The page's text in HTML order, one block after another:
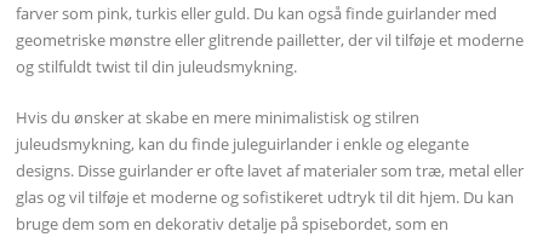
farver som pink, turkis eller guld. Du kan også finde guirlander med
geometriske mønstre eller glitrende pailletter, der vil tilføje et moderne
og stilfuldt twist til din juleudsmykning.
Hvis du ønsker at skabe en mere minimalistisk og stilren
juleudsmykning, kan du finde juleguirlander i enkle og elegante
designs. Disse guirlander er ofte lavet af materialer som træ, metal eller
glas og vil tilføje et moderne og sofistikeret udtryk til dit hjem. Du kan
bruge dem som en dekorativ detalje på spisebordet, som en